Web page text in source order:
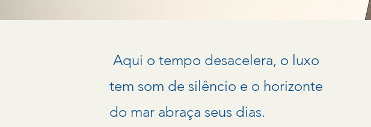
Aqui o tempo desacelera, o luxo
tem som de silêncio e o horizonte
do mar abraça seus dias.